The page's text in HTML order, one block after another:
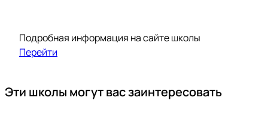
Подробная информация на сайте школы
Перейти
Эти школы могут вас заинтересовать